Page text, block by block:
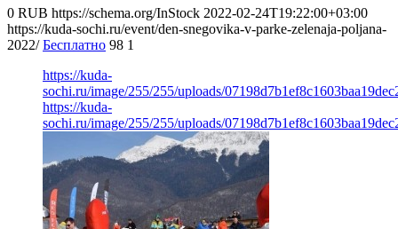
0 RUB https://schema.org/InStock 2022-02-24T19:22:00+03:00
https://kuda-sochi.ru/event/den-snegovika-v-parke-zelenaja-poljana-
2022/ Бесплатно 98 1
https://kuda-
sochi.ru/image/255/255/uploads/
https://kuda-
sochi.ru/image/255/255/uploads/